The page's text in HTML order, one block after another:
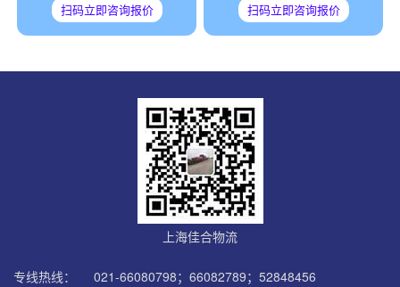
扫码立即咨询报价 扫码立即咨询报价
上海佳合物流
专线热线：
021-66080798；66082789；52848456